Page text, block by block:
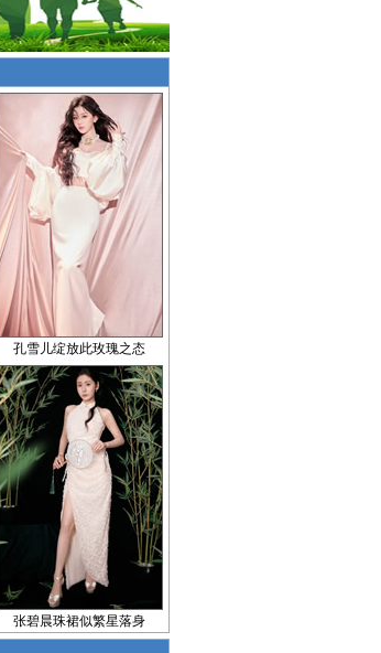
孔雪儿绽放此玫瑰之态
张碧晨珠裙似繁星落身